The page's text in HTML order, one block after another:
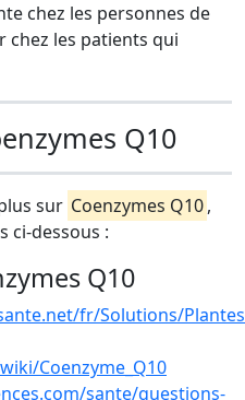
chez les personnes de
chez les patients qui
Q10
sur Coenzymes Q10,
ci-dessous :
Q10
fr/Solutions/
Coenzyme_Q10
sante/questions-